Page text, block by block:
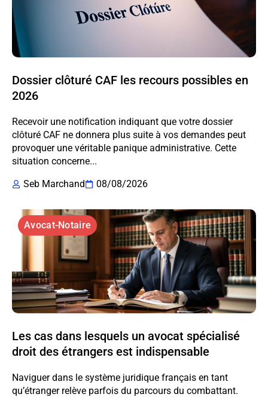
Dossier clôturé CAF les recours possibles en
2026
Recevoir une notification indiquant que votre dossier
clôturé CAF ne donnera plus suite à vos demandes peut
provoquer une véritable panique administrative. Cette
situation concerne...
Seb Marchand
08/08/2026
Avocat-Notaire
Les cas dans lesquels un avocat spécialisé
droit des étrangers est indispensable
Naviguer dans le système juridique français en tant
qu’étranger relève parfois du parcours du combattant.